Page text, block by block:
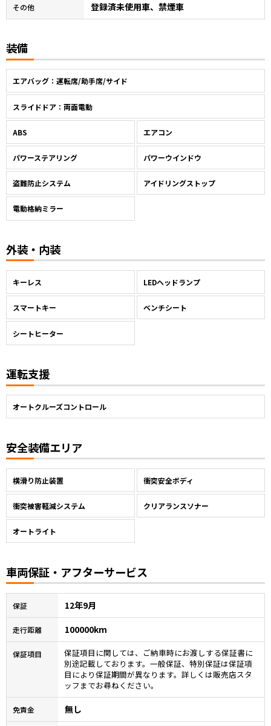
その他 登録済未使用車、禁煙車
装備
エアバッグ：運転席/助手席/サイド
スライドドア：両面電動
ABS エアコン
パワーステアリング パワーウインドウ
盗難防止システム アイドリングストップ
電動格納ミラー
外装・内装
キーレス LEDヘッドランプ
スマートキー ベンチシート
シートヒーター
運転支援
オートクルーズコントロール
安全装備エリア
横滑り防止装置 衝突安全ボディ
衝突被害軽減システム クリアランスソナー
オートライト
車両保証・アフターサービス
保証 12年9月
走行距離 100000km
保証項目
保証項目に関しては、ご納車時にお渡しする保証書に
別途記載しております。一般保証、特別保証は保証項
目により保証期間が異なります。詳しくは販売店スタ
ッフまでお尋ねください。
免責金 無し